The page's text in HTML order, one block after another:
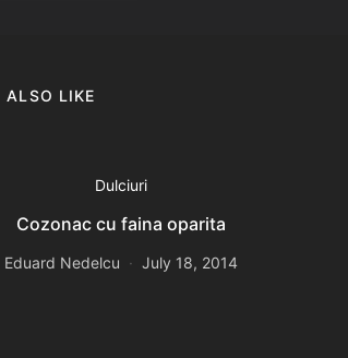
ALSO LIKE
Dulciuri
Cozonac cu faina oparita
Eduard Nedelcu July 18, 2014